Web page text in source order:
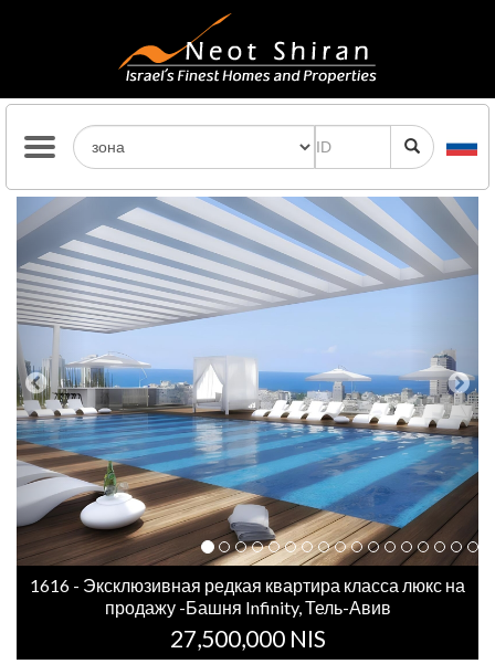
Previous Next
1616 - Эксклюзивная редкая квартира класса люкс на
продажу -Башня Infinity, Тель-Авив
27,500,000 NIS